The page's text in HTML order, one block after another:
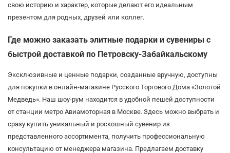
свою историю и характер, которые делают его идеальным
презентом для родных, друзей или коллег.
Где можно заказать элитные подарки и сувениры с
быстрой доставкой по Петровску-Забайкальскому
Эксклюзивные и ценные подарки, созданные вручную, доступны
для покупки в онлайн-магазине Русского Торгового Дома «Золотой
Медведь». Наш шоу-рум находится в удобной пешей доступности
от станции метро Авиамоторная в Москве. Здесь можно выбрать и
сразу купить уникальный и роскошный сувенир из
представленного ассортимента, получить профессиональную
консультацию от менеджера магазина. Предлагаем доставку